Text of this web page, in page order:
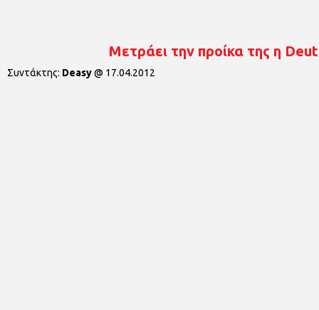
Μετράει την προίκα της η
Συντάκτης: Deasy@ 17.04.2012